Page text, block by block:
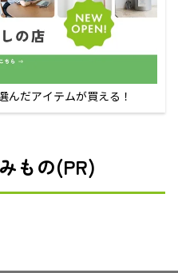
んだアイテムが買える！
もの(PR)